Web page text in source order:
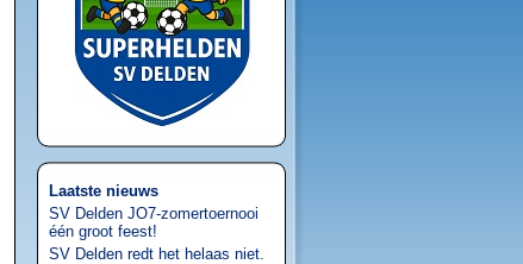
Laatste nieuws
SV Delden JO7-zomertoernooi
één groot feest!
SV Delden redt het helaas niet.